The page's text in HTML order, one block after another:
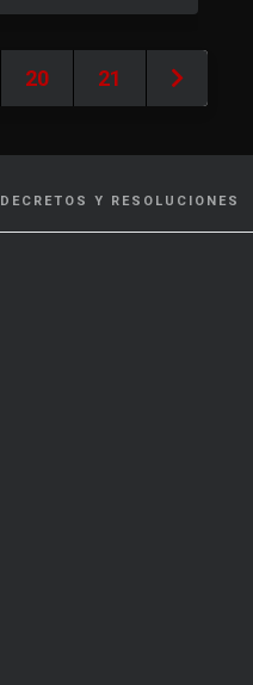
20 21
DECRETOS Y RESOLUCIONES